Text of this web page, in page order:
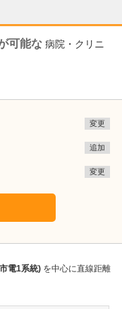
可能な 病院・クリニ
変更
追加
変更
電1系統) を中心に直線距離